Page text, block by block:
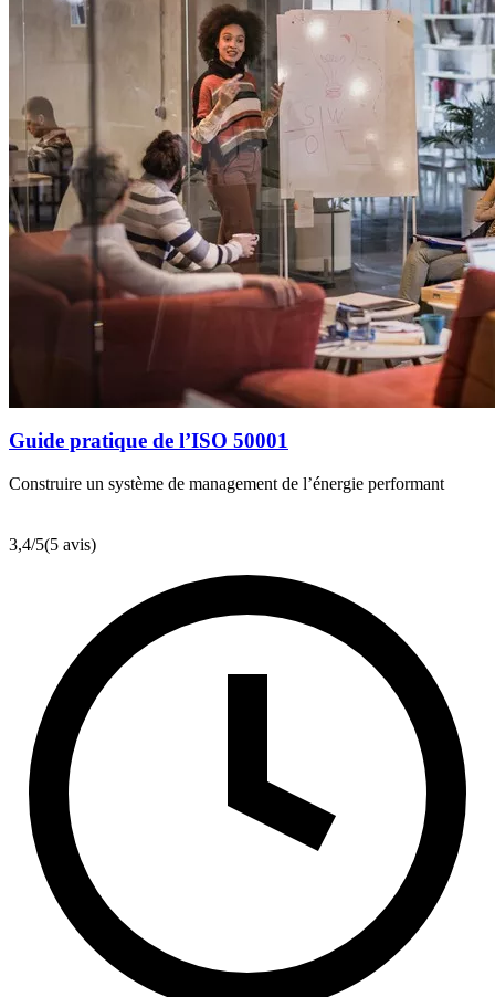
Guide pratique de l’ISO 50001
Construire un système de management de l’énergie performant
3,4/5(5 avis)